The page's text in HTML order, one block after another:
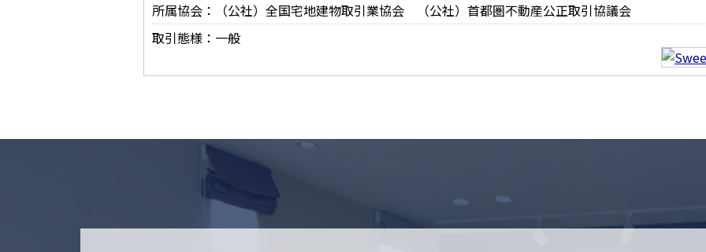
所属協会：（公社）全国宅地建物取引業協会 （公社）首都圏不動産公正取引協議会
取引態様：一般